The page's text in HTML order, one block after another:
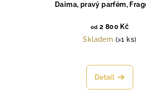
Daima, pravý parfém,
od 2 800 Kč
Skladem (>1 ks)
hodnocení
produktu
Detail